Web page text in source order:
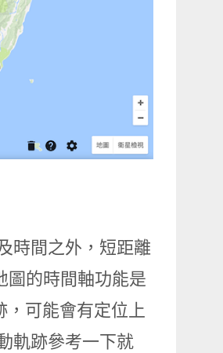
時間之外，短距離
圖的時間軸功能是
可能會有定位上
軌跡參考一下就